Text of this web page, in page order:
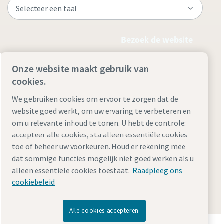
Juridische kennisgevingen en privacyverklaringen
Cookie-instellingen beherenToegankelijkheidSitemap
Onze website maakt gebruik van
cookies.
We gebruiken cookies om ervoor te zorgen dat de
website goed werkt, om uw ervaring te verbeteren en
om u relevante inhoud te tonen. U hebt de controle:
accepteer alle cookies, sta alleen essentiële cookies
toe of beheer uw voorkeuren. Houd er rekening mee
dat sommige functies mogelijk niet goed werken als u
alleen essentiële cookies toestaat. Raadpleeg ons
cookiebeleid
Alle cookies accepteren